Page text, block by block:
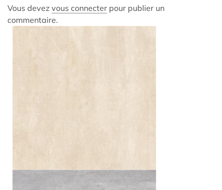
Vous devez vous connecter pour publier un
commentaire.